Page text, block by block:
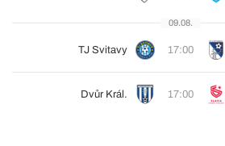
09.08.
TJ Svitavy 17:00
Dvůr Král. 17:00